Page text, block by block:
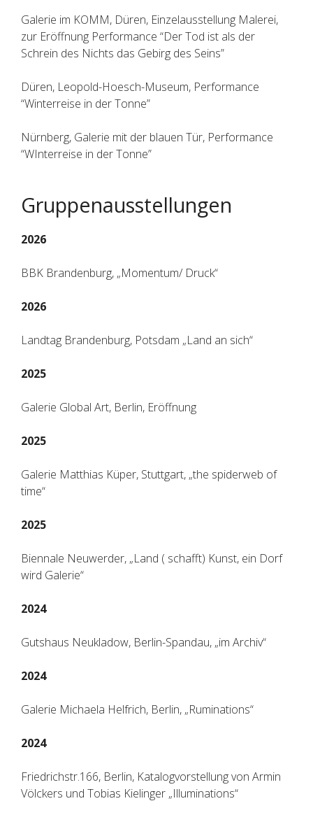
Galerie im KOMM, Düren, Einzelausstellung Malerei,
zur Eröffnung Performance “Der Tod ist als der
Schrein des Nichts das Gebirg des Seins”
Düren, Leopold-Hoesch-Museum, Performance
“Winterreise in der Tonne”
Nürnberg, Galerie mit der blauen Tür, Performance
“WInterreise in der Tonne”
Gruppenausstellungen
2026
BBK Brandenburg, „Momentum/ Druck“
2026
Landtag Brandenburg, Potsdam „Land an sich“
2025
Galerie Global Art, Berlin, Eröffnung
2025
Galerie Matthias Küper, Stuttgart, „the spiderweb of
time“
2025
Biennale Neuwerder, „Land ( schafft) Kunst, ein Dorf
wird Galerie“
2024
Gutshaus Neukladow, Berlin-Spandau, „im Archiv“
2024
Galerie Michaela Helfrich, Berlin, „Ruminations“
2024
Friedrichstr.166, Berlin, Katalogvorstellung von Armin
Völckers und Tobias Kielinger „Illuminations“